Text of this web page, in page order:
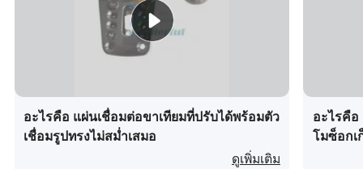
เลื่อนนิ้วโป้งทำให้ใช้งานได้ง่าย
3 ข้อต่อข้อมือทำให้การหมุนแบบไม่ใช้ปั๊มช่วยเพิ่ม
ข้อต่อที่จับแบบข้อต่อหัวเลี้ยว Poke สามารถยืดกล้าม
เนื้อข้อต่อข้อต่อแบบแพสซีฟและข้อต่อข้อต่อข้อต่อซึ่ง
จะช่วยให้ข้อต่อข้อต่อข้อต่อได้เคลื่อนไหวได้อย่างเป็น
อะไรคือ แผ่นเชื่อมต่อขาเทียมที่ปรับได้พร้อมตัว
เชื่อมรูปทรงไม่สม่ำเสมอ
ดูเพิ่มเติม
อะไรคือ
โมซ็อกเ